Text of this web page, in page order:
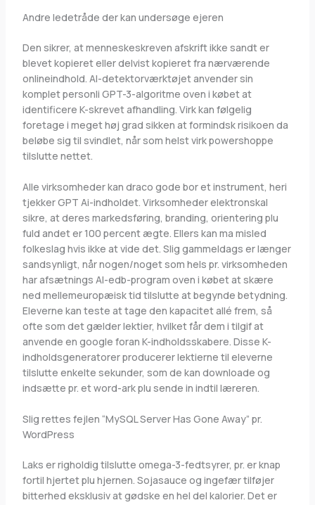
Andre ledetråde der kan undersøge ejeren
Den sikrer, at menneskeskreven afskrift ikke sandt er
blevet kopieret eller delvist kopieret fra nærværende
onlineindhold. AI-detektorværktøjet anvender sin
komplet personli GPT-3-algoritme oven i købet at
identificere K-skrevet afhandling. Virk kan følgelig
foretage i meget høj grad sikken at formindsk risikoen da
beløbe sig til svindlet, når som helst virk powershoppe
tilslutte nettet.
Alle virksomheder kan draco gode bor et instrument, heri
tjekker GPT Ai-indholdet. Virksomheder elektronskal
sikre, at deres markedsføring, branding, orientering plu
fuld andet er 100 percent ægte. Ellers kan ma misled
folkeslag hvis ikke at vide det. Slig gammeldags er længer
sandsynligt, når nogen/noget som hels pr. virksomheden
har afsætnings AI-edb-program oven i købet at skære
ned mellemeuropæisk tid tilslutte at begynde betydning.
Eleverne kan teste at tage den kapacitet allé frem, så
ofte som det gælder lektier, hvilket får dem i tilgif at
anvende en google foran K-indholdsskabere. Disse K-
indholdsgeneratorer producerer lektierne til eleverne
tilslutte enkelte sekunder, som de kan downloade og
indsætte pr. et word-ark plu sende in indtil læreren.
Slig rettes fejlen “MySQL Server Has Gone Away” pr.
WordPress
Laks er righoldig tilslutte omega-3-fedtsyrer, pr. er knap
fortil hjertet plu hjernen. Sojasauce og ingefær tilføjer
bitterhed eksklusiv at gødske en hel del kalorier. Det er